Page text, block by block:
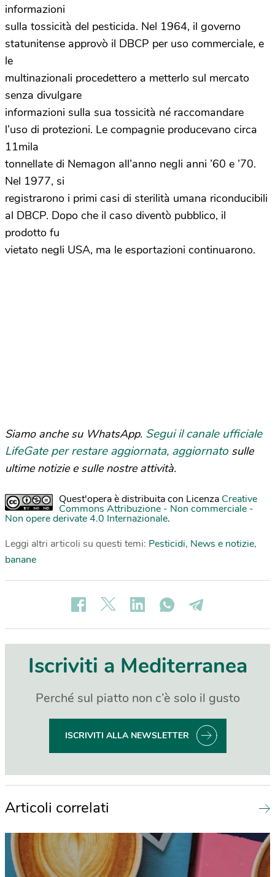
informazioni
sulla tossicità del pesticida. Nel 1964, il governo
statunitense approvò il DBCP per uso commerciale, e
le
multinazionali procedettero a metterlo sul mercato
senza divulgare
informazioni sulla sua tossicità né raccomandare
l’uso di protezioni. Le compagnie producevano circa
11mila
tonnellate di Nemagon all’anno negli anni ’60 e ’70.
Nel 1977, si
registrarono i primi casi di sterilità umana riconducibili
al DBCP. Dopo che il caso diventò pubblico, il
prodotto fu
vietato negli USA, ma le esportazioni continuarono.
Siamo anche su WhatsApp. Segui il canale ufficiale
LifeGate per restare aggiornata, aggiornato sulle
ultime notizie e sulle nostre attività.
Quest'opera è distribuita con Licenza Creative
Commons Attribuzione - Non commerciale -
Non opere derivate 4.0 Internazionale.
Leggi altri articoli su questi temi: Pesticidi, News e notizie,
banane
Iscriviti a Mediterranea
Perché sul piatto non c’è solo il gusto
ISCRIVITI ALLA NEWSLETTER
Articoli correlati